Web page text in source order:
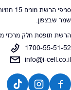
סניפי
שמר שבצפון.
הרשת תופסת חלק מרכזי
1700-55-51-52
info@i-cell.co.il